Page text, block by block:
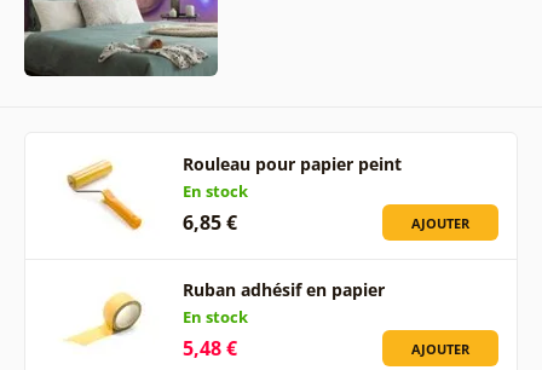
Rouleau pour papier peint
En stock
6,85 € AJOUTER
Ruban adhésif en papier
En stock
5,48 € AJOUTER